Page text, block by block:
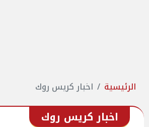
الرئيسية اخبار كريس روك
اخبار كريس روك